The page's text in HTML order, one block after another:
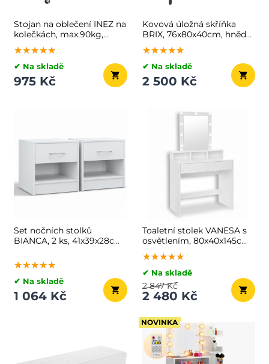
Stojan na oblečení INEZ na
kolečkách, max.90kg,
83,5x45x160cm, černá
★★★★★
★★★★★
★★★★★
✔ Na skladě
975 Kč
Kovová úložná skříňka
BRIX, 76x80x40cm, hnědá/
černá
★★★★★
★★★★★
★★★★★
✔ Na skladě
2 500 Kč
Set nočních stolků
BIANCA, 2 ks, 41x39x28cm,
★★★★★
★★★★★
★★★★★
✔ Na skladě
1 064 Kč
Toaletní stolek VANESA s
osvětlením, 80x40x145cm,
bílá
★★★★★
★★★★★
★★★★★
✔ Na skladě
2 480 Kč
2 847 Kč
NOVINKA